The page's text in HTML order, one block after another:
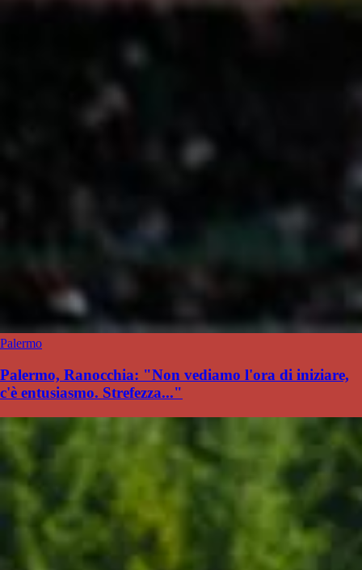
Palermo
Palermo, Ranocchia: "Non vediamo l'ora di iniziare,
c'è entusiasmo. Strefezza..."